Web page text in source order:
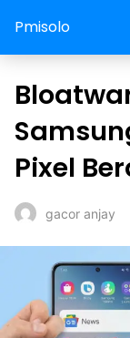
Pmisolo
Pixel
gacor anjay